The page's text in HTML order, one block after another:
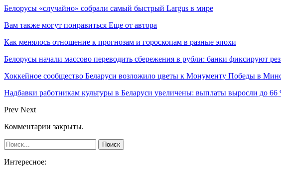
Белорусы «случайно» собрали самый быстрый Largus в мире
Вам также могут понравиться Еще от автора
Как менялось отношение к прогнозам и гороскопам в разные эпохи
Белорусы начали массово переводить сбережения в рубли: банки фиксируют
Хоккейное сообщество Беларуси возложило цветы к Монументу Победы в
Надбавки работникам культуры в Беларуси увеличены: выплаты выросли до 66
Prev Next
Комментарии закрыты.
Интересное: